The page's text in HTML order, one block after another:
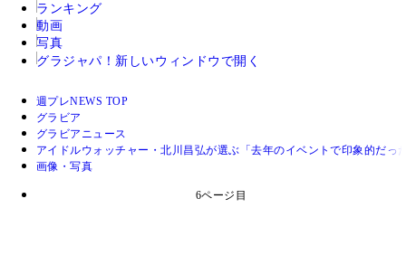
ランキング
動画
写真
グラジャパ！ 新しいウィンドウで開く
週プレNEWS TOP
グラビア
グラビアニュース
アイドルウォッチャー・北川昌弘が選ぶ「去年のイベントで印象的だっ
画像・写真
6ページ目